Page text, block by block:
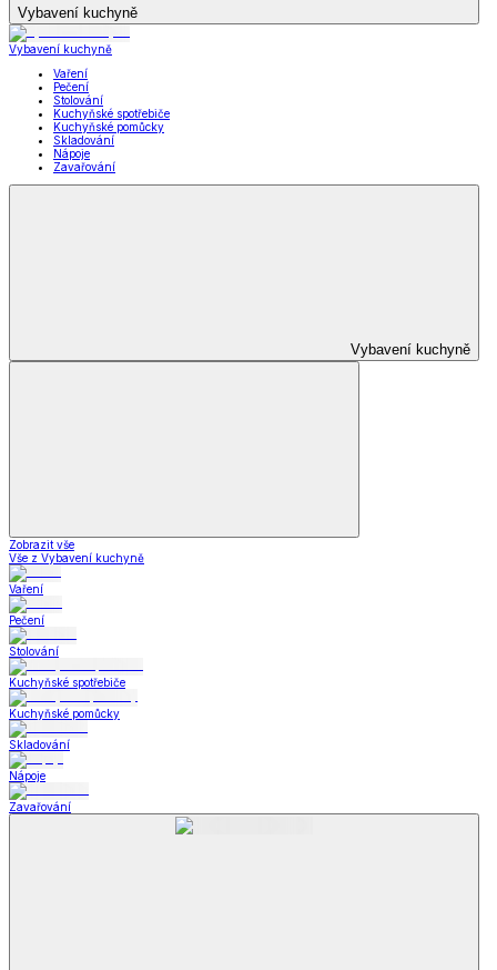
Vybavení kuchyně
Vybavení kuchyně
Vaření
Pečení
Stolování
Kuchyňské spotřebiče
Kuchyňské pomůcky
Skladování
Nápoje
Zavařování
Vybavení kuchyně
Zobrazit vše
Vše z Vybavení kuchyně
Vaření
Pečení
Stolování
Kuchyňské spotřebiče
Kuchyňské pomůcky
Skladování
Nápoje
Zavařování